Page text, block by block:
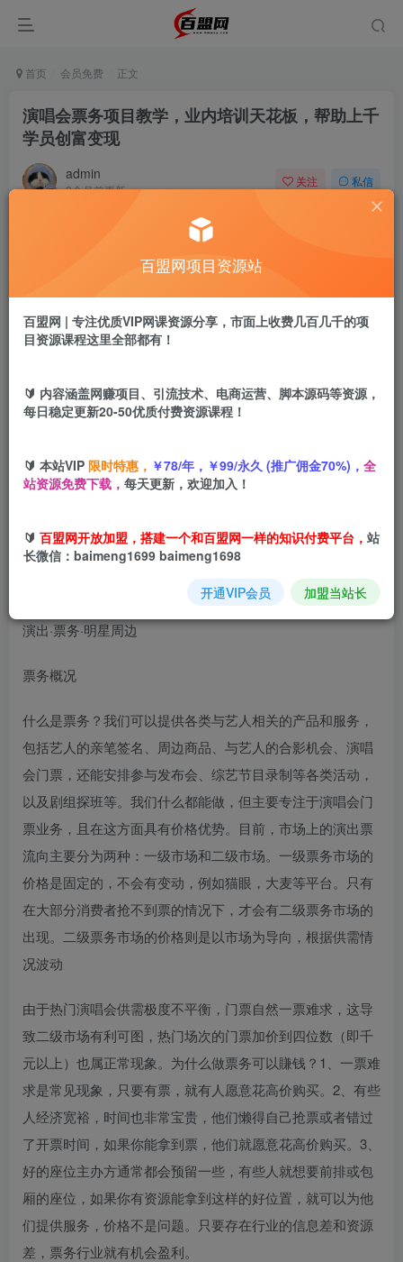
首页 会员免费 正文
演唱会票务项目教学，业内培训天花板，帮助上千
学员创富变现
admin
9个月前更新
关注 私信
盟币 9.9
立即购买
演唱会票务项目教学，业内培训天花板，帮助上千学员创富
演出·票务·明星周边
票务概况
什么是票务？我们可以提供各类与艺人相关的产品和服务，
包括艺人的亲笔签名、周边商品、与艺人的合影机会、演唱
会门票，还能安排参与发布会、综艺节目录制等各类活动，
以及剧组探班等。我们什么都能做，但主要专注于演唱会门
票业务，且在这方面具有价格优势。目前，市场上的演出票
流向主要分为两种：一级市场和二级市场。一级票务市场的
价格是固定的，不会有变动，例如猫眼，大麦等平台。只有
在大部分消费者抢不到票的情况下，才会有二级票务市场的
出现。二级票务市场的价格则是以市场为导向，根据供需情
况波动
由于热门演唱会供需极度不平衡，门票自然一票难求，这导
致二级市场有利可图，热门场次的门票加价到四位数（即千
元以上）也属正常现象。为什么做票务可以賺钱？1、一票难
求是常见现象，只要有票，就有人愿意花高价购买。2、有些
人经济宽裕，时间也非常宝贵，他们懒得自己抢票或者错过
了开票时间，如果你能拿到票，他们就愿意花高价购买。3、
好的座位主办方通常都会预留一些，有些人就想要前排或包
厢的座位，如果你有资源能拿到这样的好位置，就可以为他
们提供服务，价格不是问题。只要存在行业的信息差和资源
差，票务行业就有机会盈利。
百盟网项目资源站
百盟网 | 专注优质VIP网课资源分享，市面上收费几百几千的项
目资源课程这里全部都有！
🔰 内容涵盖网赚项目、引流技术、电商运营、脚本源码等资源，
每日稳定更新20-50优质付费资源课程！
🔰 本站VIP 限时特惠， ￥78/年，￥99/永久 (推广佣金70%)， 全
站资源免费下载， 每天更新，欢迎加入！
🔰 百盟网开放加盟，搭建一个和百盟网一样的知识付费平台， 站
长微信：baimeng1699 baimeng1698
开通VIP会员 加盟当站长